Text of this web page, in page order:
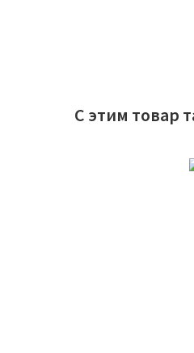
С этим товар